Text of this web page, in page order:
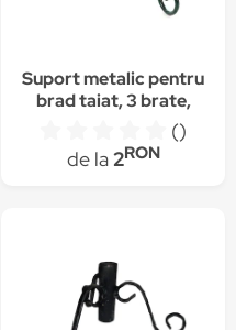
Suport metalic pentru
brad taiat, 3 brate,
()
de la2RON